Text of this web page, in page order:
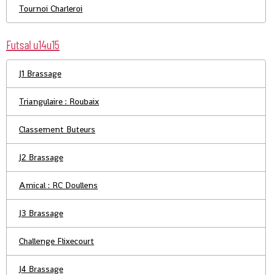
Tournoi Charleroi
Futsal u14u15
J1 Brassage
Triangulaire : Roubaix
Classement Buteurs
J2 Brassage
Amical : RC Doullens
J3 Brassage
Challenge Flixecourt
J4 Brassage